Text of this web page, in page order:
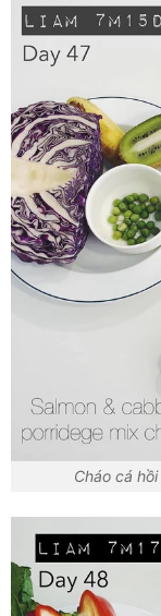
Cháo cá